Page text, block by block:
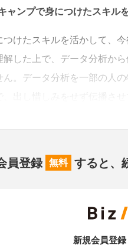
ャンプで身につけたスキル
つけたスキルを活かして、
した上で、データ分析か
ん。データ分析を一部の人
員登録 無料 すると、
新規会員登録